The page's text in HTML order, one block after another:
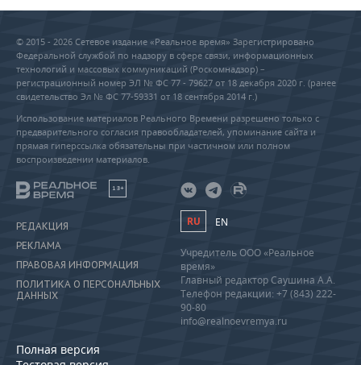
© 2015 - 2026 Сетевое издание «Реальное время» Зарегистрировано
Федеральной службой по надзору в сфере связи, информационных
технологий и массовых коммуникаций (Роскомнадзор) –
регистрационный номер ЭЛ № ФС 77 - 79627 от 18 декабря 2020 г. (ранее
свидетельство Эл № ФС 77-59331 от 18 сентября 2014 г.)
Использование материалов Реального Времени разрешено только с
предварительного согласия правообладателей, упоминание сайта и
прямая гиперссылка обязательны при частичном или полном
воспроизведении материалов.
18+
РЕДАКЦИЯ
РЕКЛАМА
ПРАВОВАЯ ИНФОРМАЦИЯ
ПОЛИТИКА О ПЕРСОНАЛЬНЫХ
ДАННЫХ
Полная версия
RU EN
Учредитель ООО «Реальное
время»
Главный редактор Саушина А.А.
Телефон редакции: +7 (843) 222-
90-80
info@realnoevremya.ru